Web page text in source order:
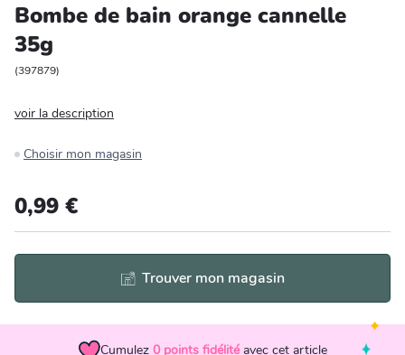
Animalerie
Bombe de bain orange cannelle
35g
(397879)
voir la description
Choisir mon magasin
0,99 €
Trouver mon magasin
Cumulez 0 points fidélité avec cet article